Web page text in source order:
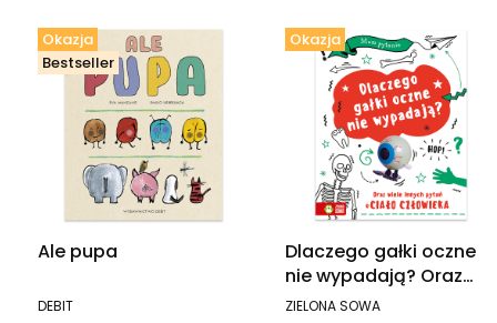
Okazja
Bestseller
Ale pupa
PRODUCENT
DEBIT
Okazja
Dlaczego gałki oczne
nie wypadają? Oraz
wiele innych pytań o
PRODUCENT
ZIELONA SOWA